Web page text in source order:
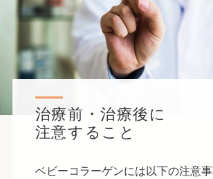
治療前・治療後に
注意すること
ベビーコラーゲンには以下の注意